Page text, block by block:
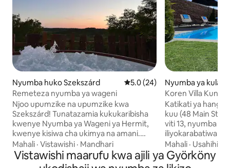
Nyumba huko Szekszárd Ukadiriaji wa wastani wa 5.0
5.0 (24)
Remeteza nyumba ya wageni
Njoo upumzike na upumzike kwa
Szekszárd! Tunatazamia kukukaribisha
kwenye Nyumba ya Wageni ya Hermit,
kwenye kisiwa cha ukimya na amani.
Katika nyumba ndogo ya shambani,
iliyoundwa mahususi kwa ajili ya watu 2,
iliyozungukwa na mashamba ya
Mahali · Vistawishi · Mandhari
Nyumba ya kulala
Akasztó
Koren Villa
Katikati ya
kuu (48 Main
viti 13, nyumba ya
iliyokarabatiwa
kisasa, iliyo na ua
ya mbele ya
mahiri yenye
Mahali · Usahihi
Vistawishi maarufu kwa ajili ya Györköny